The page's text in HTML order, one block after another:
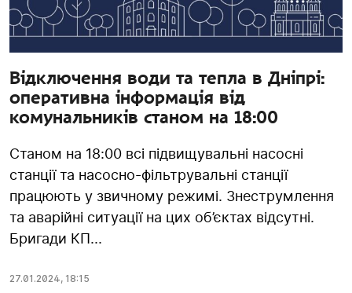
Відключення води та тепла в Дніпрі:
оперативна інформація від
комунальників станом на 18:00
Станом на 18:00 всі підвищувальні насосні
станції та насосно-фільтрувальні станції
працюють у звичному режимі. Знеструмлення
та аварійні ситуації на цих об’єктах відсутні.
Бригади КП...
27.01.2024, 18:15